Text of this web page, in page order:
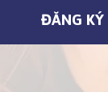
ĐĂNG KÝ